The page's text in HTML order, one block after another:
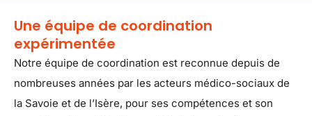
Une équipe de coordination
expérimentée
Notre équipe de coordination est reconnue depuis de
nombreuses années par les acteurs médico-sociaux de
la Savoie et de l’Isère, pour ses compétences et son